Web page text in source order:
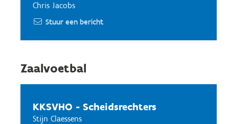
Chris Jacobs
Stuur een bericht
Zaalvoetbal
KKSVHO - Scheidsrechters
Stijn Claessens